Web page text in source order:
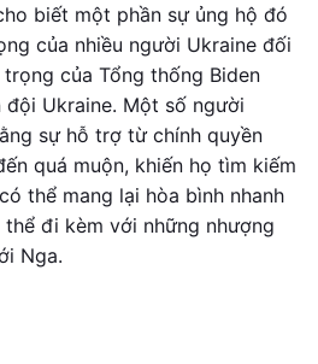
biết một phần sự ủng hộ đó
của nhiều người Ukraine đối
của Tổng thống Biden
Ukraine. Một số người
sự hỗ trợ từ chính quyền
quá muộn, khiến họ tìm kiếm
thể mang lại hòa bình nhanh
đi kèm với những nhượng
Nga.